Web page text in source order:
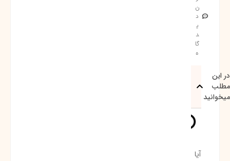
ن
د
ی
د
گا
ه
در این
مطلب
میخوانید
آیا